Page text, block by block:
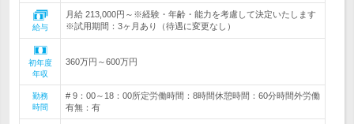
給与
月給 213,000円～※経験・年齢・能力を考慮して決定いたします
※試用期間：3ヶ月あり（待遇に変更なし）
初年度
年収
360万円～600万円
勤務
時間
# 9：00～18：00所定労働時間：8時間休憩時間：60分時間外労働
有無：有